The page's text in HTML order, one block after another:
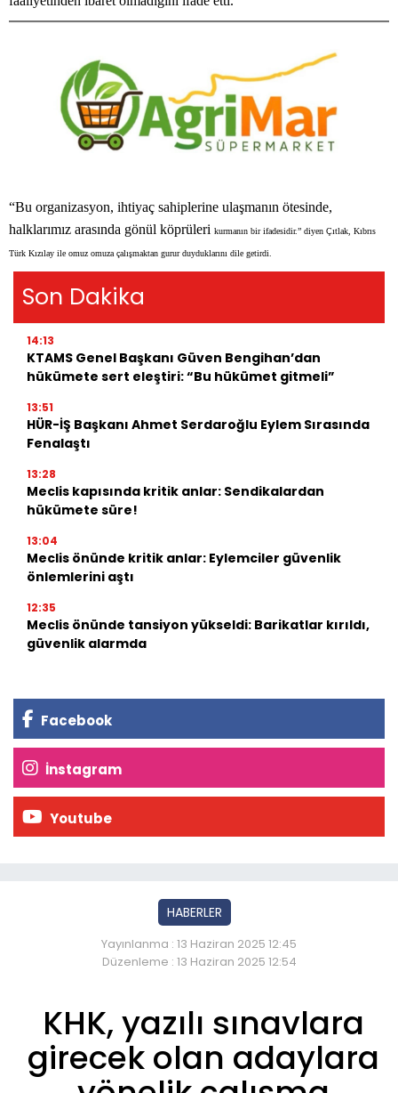
“Bu organizasyon, ihtiyaç sahiplerine ulaşmanın ötesinde,
halklarımız arasında gönül köprüleri kurmanın bir ifadesidir.” diyen Çıtlak, Kıbrıs
Türk Kızılay ile omuz omuza çalışmaktan gurur duyduklarını dile getirdi.
Son Dakika
14:13
KTAMS Genel Başkanı Güven Bengihan’dan
hükümete sert eleştiri: “Bu hükümet gitmeli”
13:51
HÜR-İŞ Başkanı Ahmet Serdaroğlu Eylem Sırasında
Fenalaştı
13:28
Meclis kapısında kritik anlar: Sendikalardan
hükümete süre!
13:04
Meclis önünde kritik anlar: Eylemciler güvenlik
önlemlerini aştı
12:35
Meclis önünde tansiyon yükseldi: Barikatlar kırıldı,
güvenlik alarmda
Facebook
İnstagram
Youtube
HABERLER
Yayınlanma : 13 Haziran 2025 12:45
Düzenleme : 13 Haziran 2025 12:54
KHK, yazılı sınavlara
girecek olan adaylara